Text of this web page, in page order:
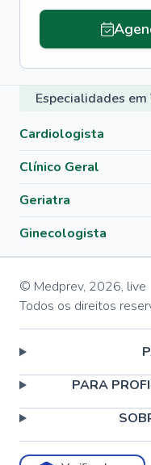
Especialidades
Cardiologista
Clínico Geral
Geriatra
Ginecologista
© Medprev, 2026, live
Todos os direitos
PARA